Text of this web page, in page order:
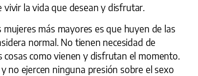
la vida que desean y disfrutar.
más mayores es que huyen de las
normal. No tienen necesidad de
cosas como vienen y disfrutan el momento.
no ejercen ninguna presión sobre el sexo